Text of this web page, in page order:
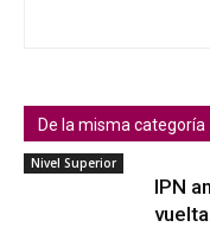
De la misma categoría
Nivel Superior
IPN